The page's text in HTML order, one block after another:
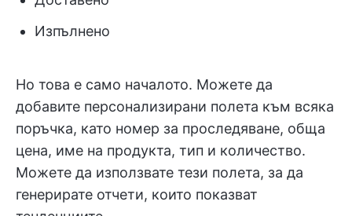
Изпълнено
Но това е само началото. Можете да
добавите персонализирани полета към всяка
поръчка, като номер за проследяване, обща
цена, име на продукта, тип и количество.
Можете да използвате тези полета, за да
генерирате отчети, които показват